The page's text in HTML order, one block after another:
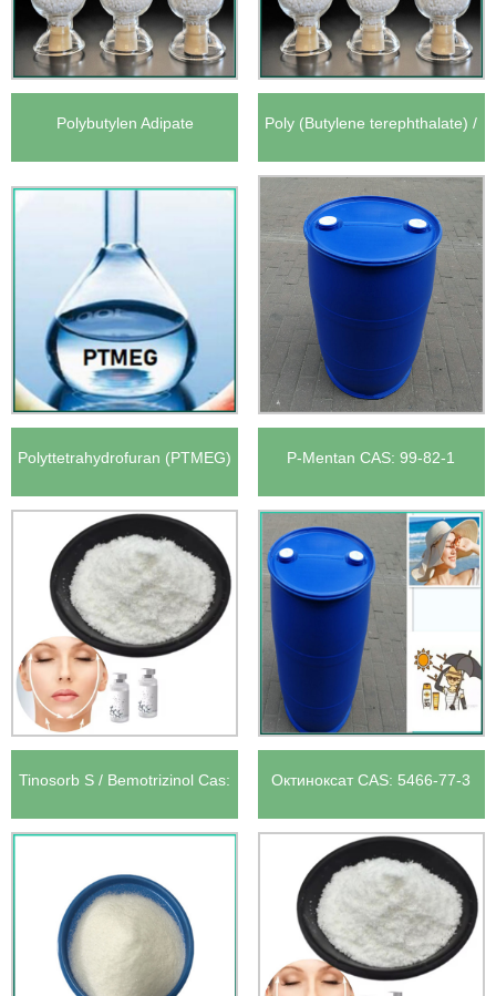
Polybutylen Adipate
terephthalate / pbat cas:
Poly (Butylene terephthalate) /
Полибутилен Терефталат
CAS: 26062-94-2
Polyttetrahydrofuran (PTMEG)
CAS: 25190-06-1
P-Mentan CAS: 99-82-1
Tinosorb S / Bemotrizinol Cas:
187393-00-6
Октиноксат CAS: 5466-77-3